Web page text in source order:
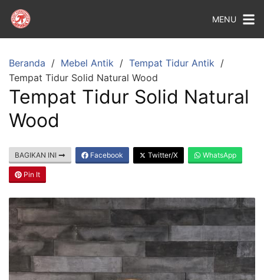
MENU
Beranda Mebel Antik
Tempat Tidur Antik
Tempat Tidur Solid Natural Wood
Tempat Tidur Solid Natural
Wood
BAGIKAN INI Facebook Twitter/X WhatsApp
Pin It